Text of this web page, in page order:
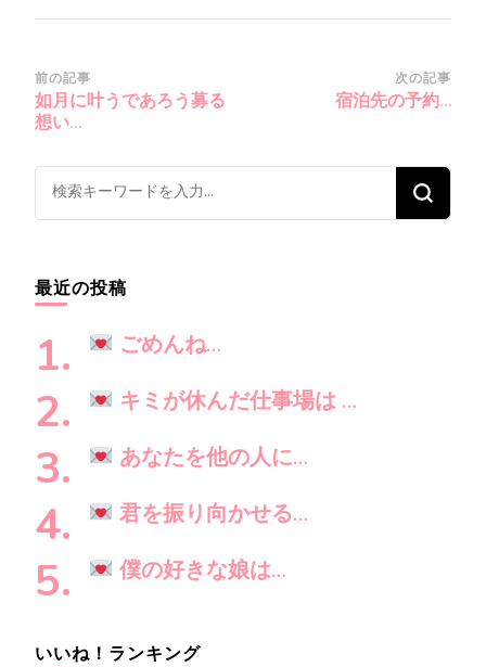
投
稿
ビ
ゲ
ョ
前の記事
如月に叶うであろう募る
想い…
次の記事
宿泊先の予約…
な
に
お
探
し
で
す
か
?
最近の投稿
ごめんね…
キミが休んだ仕事場は …
あなたを他の人に…
君を振り向かせる…
僕の好きな娘は…
いいね！ランキング